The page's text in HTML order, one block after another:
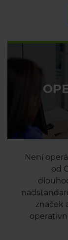
Není
od
značek